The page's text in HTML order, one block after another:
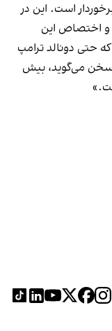
است. این در
و اختصاص این
حتی دونالد ترامپ
سخن می‌گوید، بیش